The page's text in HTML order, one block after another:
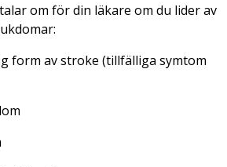
om för din läkare om du lider av
form av stroke (tillfälliga symtom